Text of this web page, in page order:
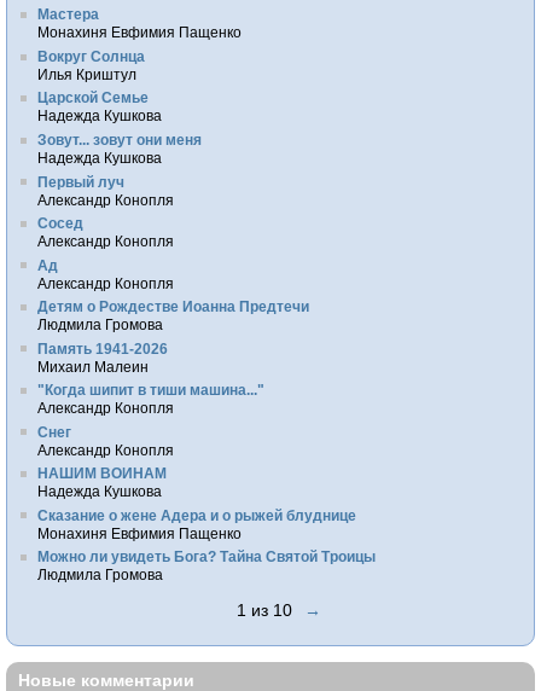
Мастера
Монахиня Евфимия Пащенко
Вокруг Солнца
Илья Криштул
Царской Семье
Надежда Кушкова
Зовут... зовут они меня
Надежда Кушкова
Первый луч
Александр Конопля
Сосед
Александр Конопля
Ад
Александр Конопля
Детям о Рождестве Иоанна Предтечи
Людмила Громова
Память 1941-2026
Михаил Малеин
"Когда шипит в тиши машина..."
Александр Конопля
Снег
Александр Конопля
НАШИМ ВОИНАМ
Надежда Кушкова
Сказание о жене Адера и о рыжей блуднице
Монахиня Евфимия Пащенко
Можно ли увидеть Бога? Тайна Святой Троицы
Людмила Громова
1 из 10 →
Новые комментарии